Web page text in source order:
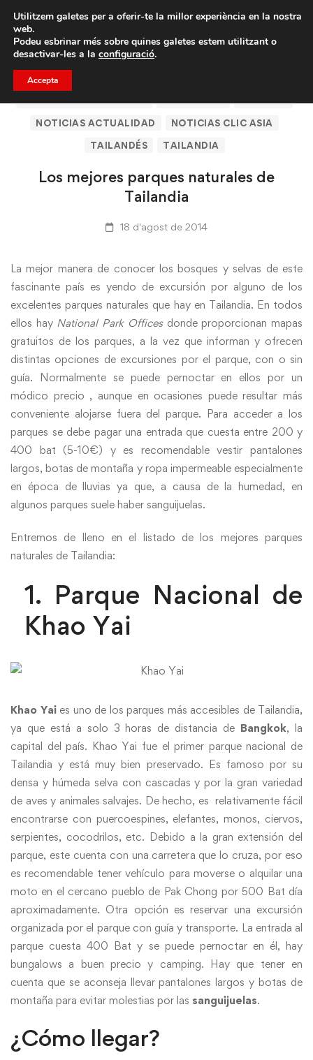
Porta un amic i emporteu-vos un total de 75€ de
descompte.
NOTICIAS ACTUALIDAD
NOTICIAS CLIC ASIA
TAILANDÉS
TAILANDIA
Los mejores parques naturales de
Tailandia
18 d'agost de 2014
La mejor manera de conocer los bosques y selvas de este
fascinante país es yendo de excursión por alguno de los
excelentes parques naturales que hay en Tailandia. En todos
ellos hayNational Park Officesdonde proporcionan mapas
gratuitos de los parques, a la vez que informan y ofrecen
distintas opciones de excursiones por el parque, con o sin
guía. Normalmente se puede pernoctar en ellos por un
módico precio , aunque en ocasiones puede resultar más
conveniente alojarse fuera del parque. Para acceder a los
parques se debe pagar una entrada que cuesta entre 200 y
400 bat (5-10€) y es recomendable vestir pantalones
largos, botas de montaña y ropa impermeable especialmente
en época de lluvias ya que, a causa de la humedad, en
algunos parques suele haber sanguijuelas.
Entremos de lleno en el listado de los mejores parques
naturales de Tailandia:
1. Parque Nacional de
Khao Yai
Khao Yaies uno de los parques más accesibles de Tailandia,
ya que está a solo 3 horas de distancia de Bangkok, la
capital del país. Khao Yai fue el primer parque nacional de
Tailandia y está muy bien preservado. Es famoso por su
densa y húmeda selva con cascadas y por la gran variedad
de aves y animales salvajes. De hecho, es relativamente fácil
encontrarse con puercoespines, elefantes, monos, ciervos,
serpientes, cocodrilos, etc. Debido a la gran extensión del
parque, este cuenta con una carretera que lo cruza, por eso
es recomendable tener vehículo para moverse o alquilar una
moto en el cercano pueblo de Pak Chong por 500 Bat día
aproximadamente. Otra opción es reservar una excursión
organizada por el parque con guía y transporte. La entrada al
parque cuesta 400 Bat y se puede pernoctar en él, hay
bungalows a buen precio y camping. Hay que tener en
cuenta que se aconseja llevar pantalones largos y botas de
montaña para evitar molestias por las sanguijuelas.
¿Cómo llegar?
Utilitzem galetes per a oferir-te la millor experiència en la nostra
web.
Podeu esbrinar més sobre quines galetes estem utilitzant o
desactivar-les a la configuració.
Accepta